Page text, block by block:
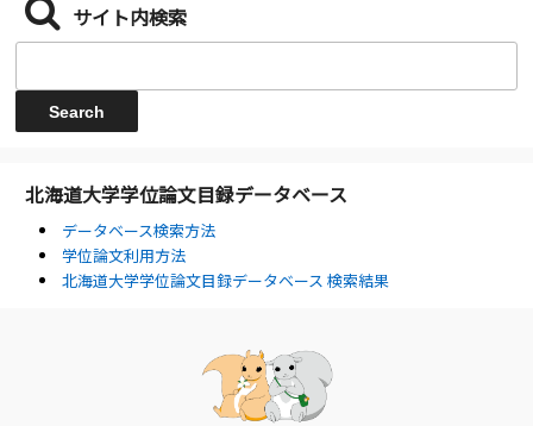
サイト内検索
北海道大学学位論文目録データベース
データベース検索方法
学位論文利用方法
北海道大学学位論文目録データベース 検索結果